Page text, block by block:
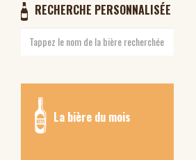
RECHERCHE PERSONNALISÉE
La bière du mois